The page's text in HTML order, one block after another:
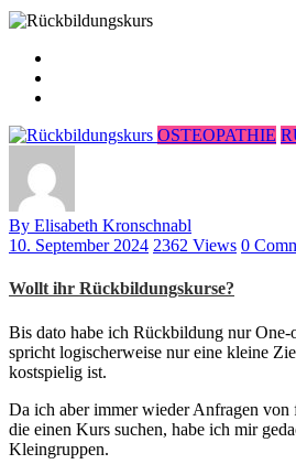
OSTEOPATHIE
By Elisabeth Kronschnabl
10. September 2024 2362 Views 0
Wollt ihr Rückbildungskurse?
Bis dato habe ich Rückbildung nur One-
spricht logischerweise nur eine kleine
kostspielig ist.
Da ich aber immer wieder Anfragen von
die einen Kurs suchen, habe ich mir
Kleingruppen.